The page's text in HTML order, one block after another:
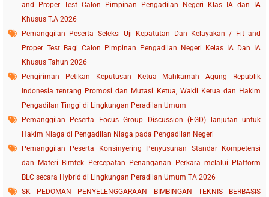
and Proper Test Calon Pimpinan Pengadilan Negeri Klas IA dan IA
Khusus T.A 2026
Pemanggilan Peserta Seleksi Uji Kepatutan Dan Kelayakan / Fit and
Proper Test Bagi Calon Pimpinan Pengadilan Negeri Kelas IA Dan IA
Khusus Tahun 2026
Pengiriman Petikan Keputusan Ketua Mahkamah Agung Republik
Indonesia tentang Promosi dan Mutasi Ketua, Wakil Ketua dan Hakim
Pengadilan Tinggi di Lingkungan Peradilan Umum
Pemanggilan Peserta Focus Group Discussion (FGD) lanjutan untuk
Hakim Niaga di Pengadilan Niaga pada Pengadilan Negeri
Pemanggilan Peserta Konsinyering Penyusunan Standar Kompetensi
dan Materi Bimtek Percepatan Penanganan Perkara melalui Platform
BLC secara Hybrid di Lingkungan Peradilan Umum TA 2026
SK PEDOMAN PENYELENGGARAAN BIMBINGAN TEKNIS BERBASIS